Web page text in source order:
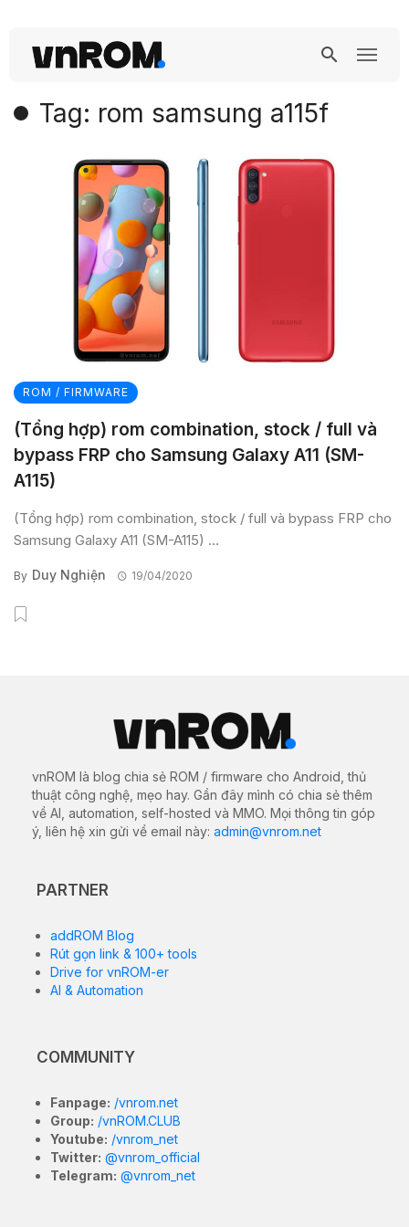
Tag: rom samsung a115f
ROM / FIRMWARE
(Tổng hợp) rom combination, stock / full và
bypass FRP cho Samsung Galaxy A11 (SM-
A115)
(Tổng hợp) rom combination, stock / full và bypass FRP cho
Samsung Galaxy A11 (SM-A115) ...
By Duy Nghiện 19/04/2020
vnROM là blog chia sẻ ROM / firmware cho Android, thủ
thuật công nghệ, mẹo hay. Gần đây mình có chia sẻ thêm
về AI, automation, self-hosted và MMO. Mọi thông tin góp
ý, liên hệ xin gửi về email này: admin@vnrom.net
PARTNER
addROM Blog
Rút gọn link & 100+ tools
Drive for vnROM-er
AI & Automation
COMMUNITY
Fanpage: /vnrom.net
Group: /vnROM.CLUB
Youtube: /vnrom_net
Twitter: @vnrom_official
Telegram: @vnrom_net